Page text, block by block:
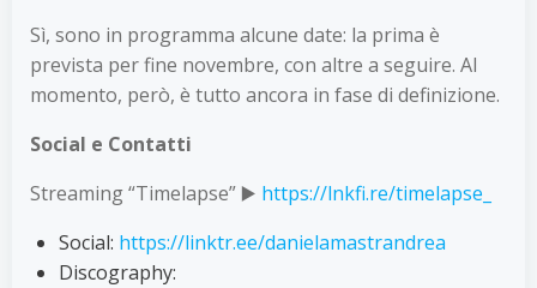
Sì, sono in programma alcune date: la prima è
prevista per fine novembre, con altre a seguire. Al
momento, però, è tutto ancora in fase di definizione.
Social e Contatti
Streaming “Timelapse” ▶️ https://lnkfi.re/timelapse_
Social: https://linktr.ee/danielamastrandrea
Discography: